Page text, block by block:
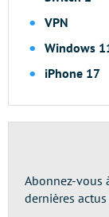
VPN
Windows
iPhone 17
Abonnez-vous
dernières